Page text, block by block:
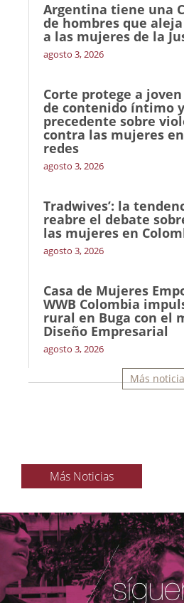
Argentina tiene una
de hombres que
a las mujeres de la
agosto 3, 2026
Corte protege a
de contenido íntimo
precedente sobre
contra las mujeres
redes
agosto 3, 2026
Tradwives’: la
reabre el debate
las mujeres en
agosto 3, 2026
Casa de Mujeres
WWB Colombia
rural en Buga con el
Diseño Empresarial
agosto 3, 2026
Más
Más Noticias